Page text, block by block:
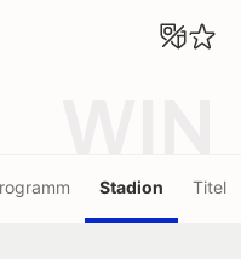
Stadion Titel